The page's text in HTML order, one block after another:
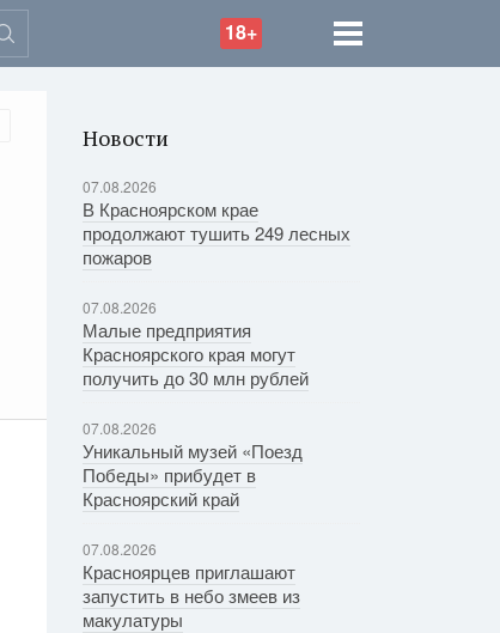
18+
Новости
07.08.2026
В Красноярском крае
продолжают тушить 249 лесных
пожаров
07.08.2026
Малые предприятия
Красноярского края могут
получить до 30 млн рублей
07.08.2026
Уникальный музей «Поезд
Победы» прибудет в
Красноярский край
07.08.2026
Красноярцев приглашают
запустить в небо змеев из
макулатуры